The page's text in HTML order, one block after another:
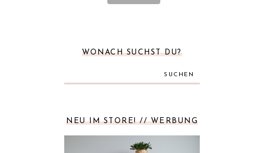
WONACH SUCHST DU?
SUCHEN
NEU IM STORE! // WERBUNG